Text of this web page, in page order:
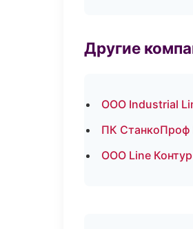
Другие
ООО Industrial
ПК СтанкоПроф
ООО Line